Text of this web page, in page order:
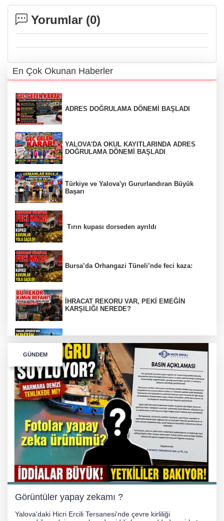
Yorumlar (0)
En Çok Okunan Haberler
ADRES DOĞRULAMA DÖNEMİ BAŞLADI
YALOVA'DA OKUL KAYITLARINDA ADRES
DOĞRULAMA DÖNEMİ BAŞLADI
Türkiye ve Yalova'yı Gururlandıran Büyük
Başarı
Tırın kupası dorseden ayrıldı
Bursa’da Orhangazi Tüneli’nde feci kaza:
İHRACAT REKORU VAR, PEKİ EMEĞİN
KARŞILIĞI NEREDE?
TONAMİ KÖPRÜSÜ'NDE PANİK!
GÜNEY MARMARA OTOYOLU İMAR
PLANLARI ASKIDA!
GÜNEY MARMARA OTOYOLU İMAR
PLANLARI ASKIDA!
256 PARÇA ESER ELE GEÇİRİLDİ
GÜNDEM
Görüntüler yapay zekamı ?
Yalova'daki Hicri Ercili Tersanesi'nde çevre kirliliği